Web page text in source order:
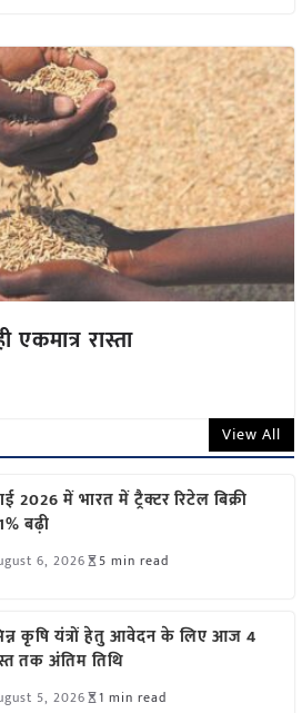
एकमात्र रास्ता
View All
2026 में भारत में ट्रैक्टर रिटेल बिक्री
बढ़ी
6, 2026 5 min read
कृषि यंत्रों हेतु आवेदन के लिए आज 4
तक अंतिम तिथि
5, 2026 1 min read